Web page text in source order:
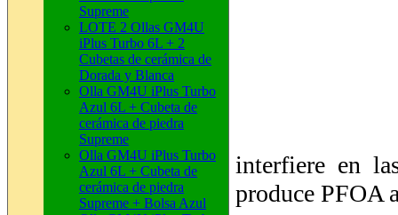
Supreme
LOTE 2 Ollas GM4U
iPlus Turbo 6L + 2
Cubetas de cerámica de
Dorada y Blanca
Olla GM4U iPlus Turbo
Azul 6L + Cubeta de
cerámica de piedra
Supreme
Olla GM4U iPlus Turbo
Azul 6L + Cubeta de
cerámica de piedra
Supreme + Bolsa Azul
unas
enteras.